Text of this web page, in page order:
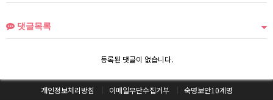
댓글목록
등록된 댓글이 없습니다.
개인정보처리방침 이메일무단수집거부 숙명보안10계명